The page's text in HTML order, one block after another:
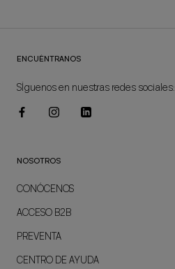
ENCUÉNTRANOS
SÍguenos en nuestras redes sociales:
NOSOTROS
CONÓCENOS
ACCESO B2B
PREVENTA
CENTRO DE AYUDA